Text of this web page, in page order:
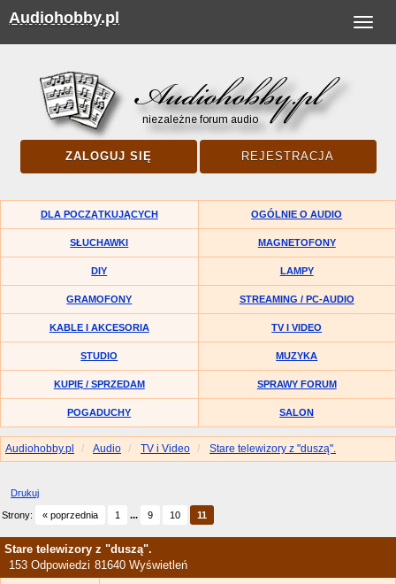
Toggle
Audiohobby.pl
ZALOGUJ SIĘ REJESTRACJA
DLA POCZĄTKUJĄCYCH OGÓLNIE O AUDIO
SŁUCHAWKI MAGNETOFONY
DIY LAMPY
GRAMOFONY STREAMING / PC-AUDIO
KABLE I AKCESORIA TV I VIDEO
STUDIO MUZYKA
KUPIĘ / SPRZEDAM SPRAWY FORUM
POGADUCHY SALON
Audiohobby.pl Audio TV i Video Stare telewizory z "duszą".
Drukuj
Strony: « poprzednia 1 ... 9 10 11
Stare telewizory z "duszą".
153 Odpowiedzi 81640 Wyświetleń